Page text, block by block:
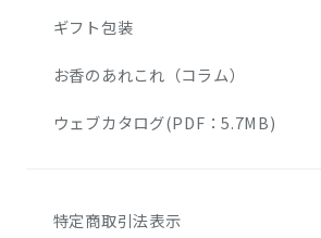
ギフト包装
お香のあれこれ（コラム）
ウェブカタログ(PDF：5.7MB)
特定商取引法表示